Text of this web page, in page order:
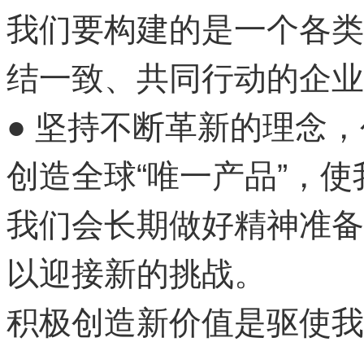
我们要构建的是一个各
结一致、共同行动的企
● 坚持不断革新的理念
创造全球“唯一产品”，
我们会长期做好精神准
以迎接新的挑战。
积极创造新价值是驱使